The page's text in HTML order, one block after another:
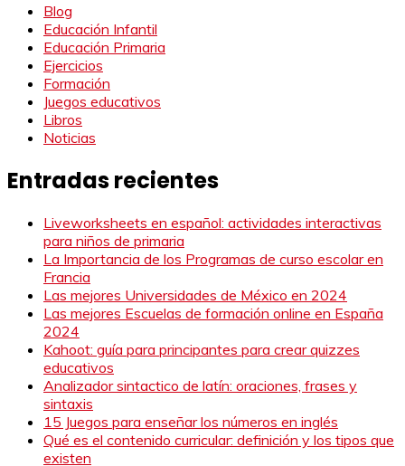
Blog
Educación Infantil
Educación Primaria
Ejercicios
Formación
Juegos educativos
Libros
Noticias
Entradas recientes
Liveworksheets en español: actividades interactivas
para niños de primaria
La Importancia de los Programas de curso escolar en
Francia
Las mejores Universidades de México en 2024
Las mejores Escuelas de formación online en España
2024
Kahoot: guía para principantes para crear quizzes
educativos
Analizador sintactico de latín: oraciones, frases y
sintaxis
15 Juegos para enseñar los números en inglés
Qué es el contenido curricular: definición y los tipos que
existen